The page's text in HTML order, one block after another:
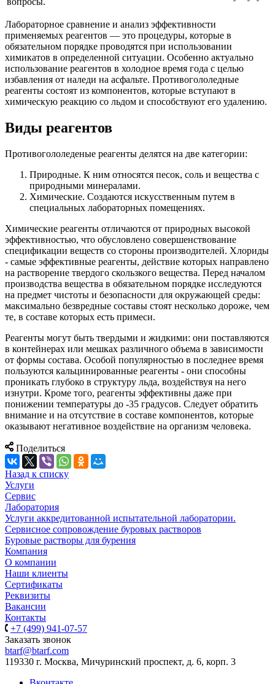
Лабораторное сравнение и анализ эффективности
применяемых реагентов — это процедуры, которые в
обязательном порядке проводятся при использовании
химикатов в определенной ситуации. Особенно актуально
использование реагентов в холодное время года с целью
избавления от наледи на асфальте. Противогололедные
реагенты состоят из компонентов, которые вступают в
химическую реакцию со льдом и способствуют его удалению.
Виды реагентов
Противогололеденые реагенты делятся на две категории:
Природные. К ним относятся песок, соль и вещества с
природными минералами.
Химические. Создаются искусственным путем в
специальных лабораторных помещениях.
Химические реагенты отличаются от природных высокой
эффективностью, что обусловлено совершенствование
спецификации веществ со стороны производителей. Хлориды
- самые эффективные реагенты, действие которых направлено
на растворение твердого скользкого вещества. Перед началом
производства вещества в обязательном порядке исследуются
на предмет чистоты и безопасности для окружающей среды:
максимально безвредные составы стоят несколько дороже, чем
те, в составе которых есть примеси.
Реагенты могут быть твердыми и жидкими: они поставляются
в контейнерах или мешках различного объема в зависимости
от формы состава. Особой популярностью в последнее время
пользуются кальцинированные реагенты - они способны
проникать глубоко в структуру льда, воздействуя на него
изнутри. Кроме того, реагенты эффективны даже при
понижении температуры до -35 градусов. Следует обратить
внимание и на отсутствие в составе компонентов, которые
оказывают негативное воздействие на организм человека.
Поделиться
Назад к списку
Услуги
Сервис
Лаборатория
Услуги аккредитованной испытательной лаборатории.
Сервисное сопровождение буровых растворов
Буровые растворы для бурения
Компания
О компании
Наши клиенты
Сертификаты
Реквизиты
Вакансии
Контакты
+7 (499) 941-07-57
Заказать звонок
btarf@btarf.com
119330 г. Москва, Мичуринский проспект, д. 6, корп. 3